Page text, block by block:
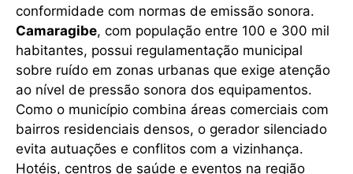
conformidade com normas de emissão sonora.
Camaragibe, com população entre 100 e 300 mil
habitantes, possui regulamentação municipal
sobre ruído em zonas urbanas que exige atenção
ao nível de pressão sonora dos equipamentos.
Como o município combina áreas comerciais com
bairros residenciais densos, o gerador silenciado
evita autuações e conflitos com a vizinhança.
Hotéis, centros de saúde e eventos na região